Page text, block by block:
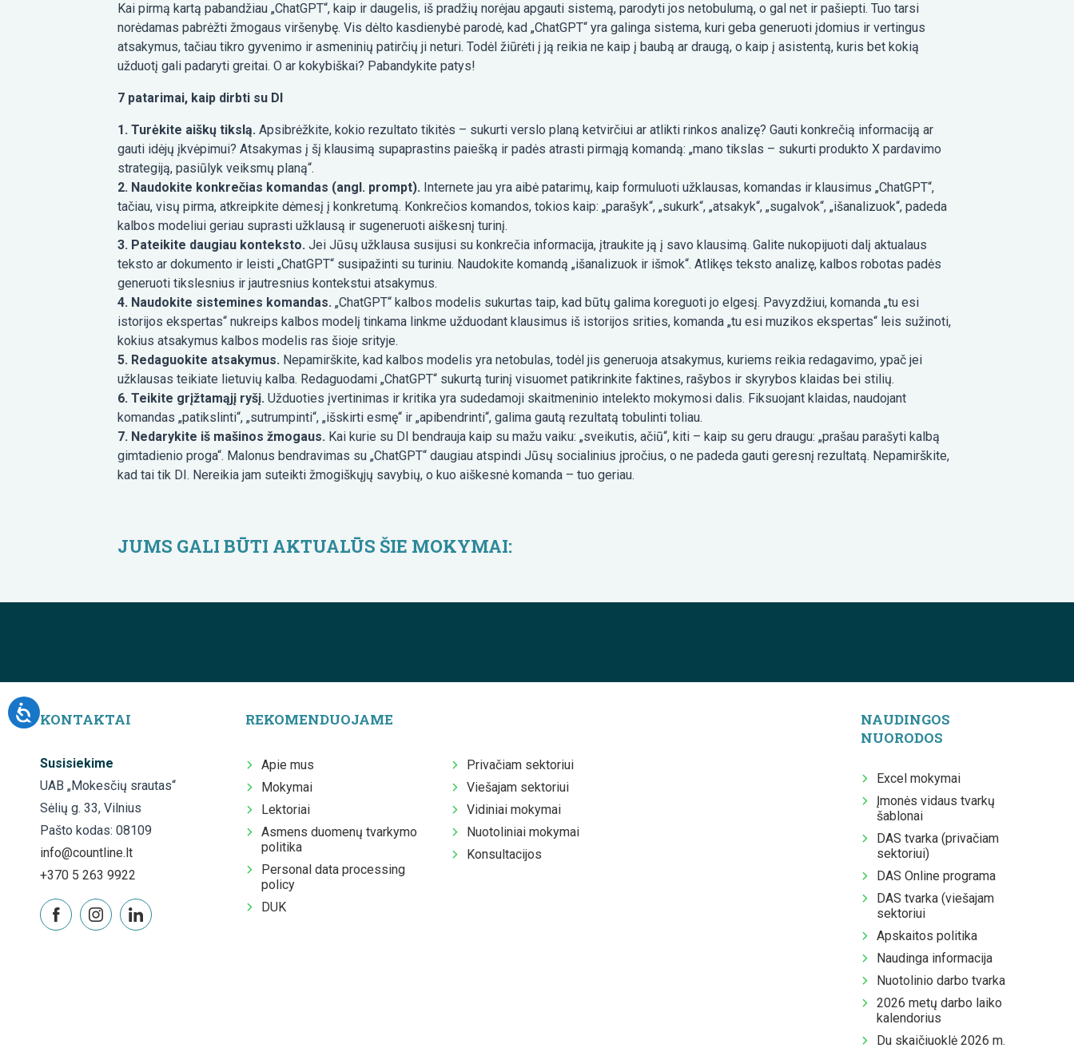
Kai pirmą kartą pabandžiau „ChatGPT“, kaip ir daugelis, iš pradžių norėjau apgauti sistemą, parodyti jos netobulumą, o gal net ir pašiepti. Tuo tarsi
norėdamas pabrėžti žmogaus viršenybę. Vis dėlto kasdienybė parodė, kad „ChatGPT“ yra galinga sistema, kuri geba generuoti įdomius ir vertingus
atsakymus, tačiau tikro gyvenimo ir asmeninių patirčių ji neturi. Todėl žiūrėti į ją reikia ne kaip į baubą ar draugą, o kaip į asistentą, kuris bet kokią
užduotį gali padaryti greitai. O ar kokybiškai? Pabandykite patys!
7 patarimai, kaip dirbti su DI
1. Turėkite aiškų tikslą. Apsibrėžkite, kokio rezultato tikitės – sukurti verslo planą ketvirčiui ar atlikti rinkos analizę? Gauti konkrečią informaciją ar
gauti idėjų įkvėpimui? Atsakymas į šį klausimą supaprastins paiešką ir padės atrasti pirmąją komandą: „mano tikslas – sukurti produkto X pardavimo
strategiją, pasiūlyk veiksmų planą“.
2. Naudokite konkrečias komandas (angl. prompt). Internete jau yra aibė patarimų, kaip formuluoti užklausas, komandas ir klausimus „ChatGPT“,
tačiau, visų pirma, atkreipkite dėmesį į konkretumą. Konkrečios komandos, tokios kaip: „parašyk“, „sukurk“, „atsakyk“, „sugalvok“, „išanalizuok“, padeda
kalbos modeliui geriau suprasti užklausą ir sugeneruoti aiškesnį turinį.
3. Pateikite daugiau konteksto. Jei Jūsų užklausa susijusi su konkrečia informacija, įtraukite ją į savo klausimą. Galite nukopijuoti dalį aktualaus
teksto ar dokumento ir leisti „ChatGPT“ susipažinti su turiniu. Naudokite komandą „išanalizuok ir išmok“. Atlikęs teksto analizę, kalbos robotas padės
generuoti tikslesnius ir jautresnius kontekstui atsakymus.
4. Naudokite sistemines komandas. „ChatGPT“ kalbos modelis sukurtas taip, kad būtų galima koreguoti jo elgesį. Pavyzdžiui, komanda „tu esi
istorijos ekspertas“ nukreips kalbos modelį tinkama linkme užduodant klausimus iš istorijos srities, komanda „tu esi muzikos ekspertas“ leis sužinoti,
kokius atsakymus kalbos modelis ras šioje srityje.
5. Redaguokite atsakymus. Nepamirškite, kad kalbos modelis yra netobulas, todėl jis generuoja atsakymus, kuriems reikia redagavimo, ypač jei
užklausas teikiate lietuvių kalba. Redaguodami „ChatGPT“ sukurtą turinį visuomet patikrinkite faktines, rašybos ir skyrybos klaidas bei stilių.
6. Teikite grįžtamąjį ryšį. Užduoties įvertinimas ir kritika yra sudedamoji skaitmeninio intelekto mokymosi dalis. Fiksuojant klaidas, naudojant
komandas „patikslinti“, „sutrumpinti“, „išskirti esmę“ ir „apibendrinti“, galima gautą rezultatą tobulinti toliau.
7. Nedarykite iš mašinos žmogaus. Kai kurie su DI bendrauja kaip su mažu vaiku: „sveikutis, ačiū“, kiti – kaip su geru draugu: „prašau parašyti kalbą
gimtadienio proga“. Malonus bendravimas su „ChatGPT“ daugiau atspindi Jūsų socialinius įpročius, o ne padeda gauti geresnį rezultatą. Nepamirškite,
kad tai tik DI. Nereikia jam suteikti žmogiškųjų savybių, o kuo aiškesnė komanda – tuo geriau.
JUMS GALI BŪTI AKTUALŪS ŠIE MOKYMAI:
KONTAKTAI
Susisiekime
UAB „Mokesčių srautas“
Sėlių g. 33, Vilnius
Pašto kodas: 08109
info@countline.lt
+370 5 263 9922
REKOMENDUOJAME
Apie mus
Mokymai
Lektoriai
Asmens duomenų tvarkymo
politika
Personal data processing
policy
DUK
Privačiam sektoriui
Viešajam sektoriui
Vidiniai mokymai
Nuotoliniai mokymai
Konsultacijos
NAUDINGOS
NUORODOS
Excel mokymai
Įmonės vidaus tvarkų
šablonai
DAS tvarka (privačiam
sektoriui)
DAS Online programa
DAS tvarka (viešajam
sektoriui
Apskaitos politika
Naudinga informacija
Nuotolinio darbo tvarka
2026 metų darbo laiko
kalendorius
Du skaičiuoklė 2026 m.